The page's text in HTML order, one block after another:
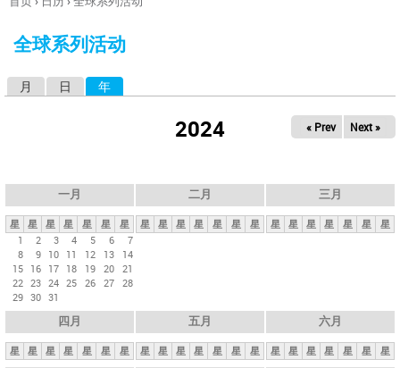
你
这
全球系列活动
月 日 年
2024 « Prev Next »
一月
星 星 星 星 星 星
星
1
2 3 4 5 6
7
8
9 10 11 12 13
14
15 16 17 18 19 20 21
22 23 24 25 26 27 28
29 30 31
二月
星 星 星 星 星 星 星
三月
星 星 星 星 星 星 星
四月
星 星 星 星 星 星 星
五月
星 星 星 星 星 星 星
六月
星 星 星 星 星 星 星